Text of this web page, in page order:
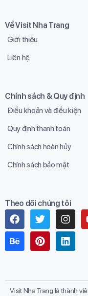
Về Visit Nha Trang
Giới thiệu
Liên hệ
Chính sách & Quy định
Điều khoản và điều kiện
Quy định thanh toán
Chính sách hoàn hủy
Chính sách bảo mật
Theo dõi chúng tôi
Visit Nha Trang là thành